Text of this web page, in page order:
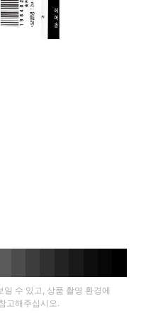
수 있고, 상품 촬영 환경에
고해주십시오.